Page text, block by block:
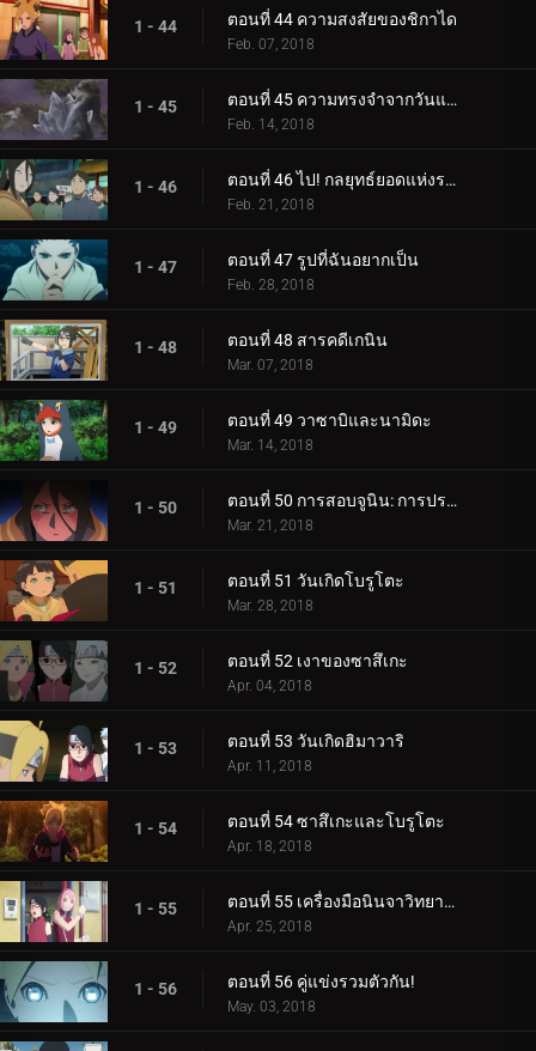
1 - 44 ตอนที่ 44 ความสงสัยของชิกาได
Feb. 07, 2018
1 - 45 ตอนที่ 45 ความทรงจำจากวันแห่งหิมะ
Feb. 14, 2018
1 - 46 ตอนที่ 46 ไป! กลยุทธ์ยอดแห่งราตรี
Feb. 21, 2018
1 - 47 ตอนที่ 47 รูปที่ฉันอยากเป็น
Feb. 28, 2018
1 - 48 ตอนที่ 48 สารคดีเกนิน
Mar. 07, 2018
1 - 49 ตอนที่ 49 วาซาบิและนามิดะ
Mar. 14, 2018
1 - 50 ตอนที่ 50 การสอบจูนิน: การประชุมข้อเสนอแนะ
Mar. 21, 2018
1 - 51 ตอนที่ 51 วันเกิดโบรูโตะ
Mar. 28, 2018
1 - 52 ตอนที่ 52 เงาของซาสึเกะ
Apr. 04, 2018
1 - 53 ตอนที่ 53 วันเกิดฮิมาวาริ
Apr. 11, 2018
1 - 54 ตอนที่ 54 ซาสึเกะและโบรูโตะ
Apr. 18, 2018
1 - 55 ตอนที่ 55 เครื่องมือนินจาวิทยาศาสตร์
Apr. 25, 2018
1 - 56 ตอนที่ 56 คู่แข่งรวมตัวกัน!
May. 03, 2018